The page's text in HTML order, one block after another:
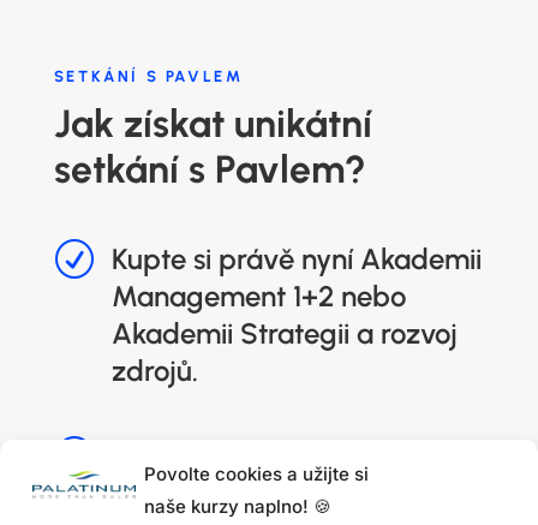
Povolte cookies a užijte si
naše kurzy naplno! 🍪
SETKÁNÍ S PAVLEM
Jak získat unikátní
setkání s Pavlem?
R Kupte si právě nyní Akademii
Management 1+2 nebo
Akademii Strategii a rozvoj
zdrojů.
náměstí.